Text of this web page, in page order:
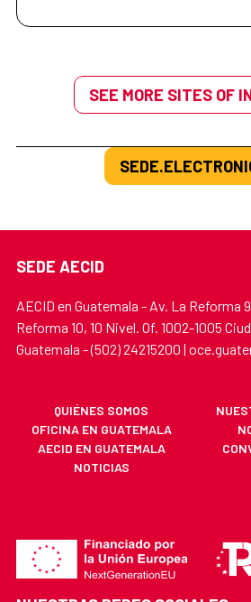
SEE MORE SITES OF
SEDE AECID
AECID en Guatemala - Av. La Reforma
Reforma 10, 10 Nivel. Of. 1002-1005
Guatemala - (502) 24215200 |
QUIÉNES SOMOS
OFICINA EN GUATEMALA
AECID EN GUATEMALA
NOTICIAS